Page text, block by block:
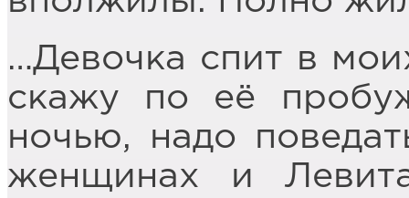
…Девочка спит в
скажу по её
ночью, надо
женщинах и